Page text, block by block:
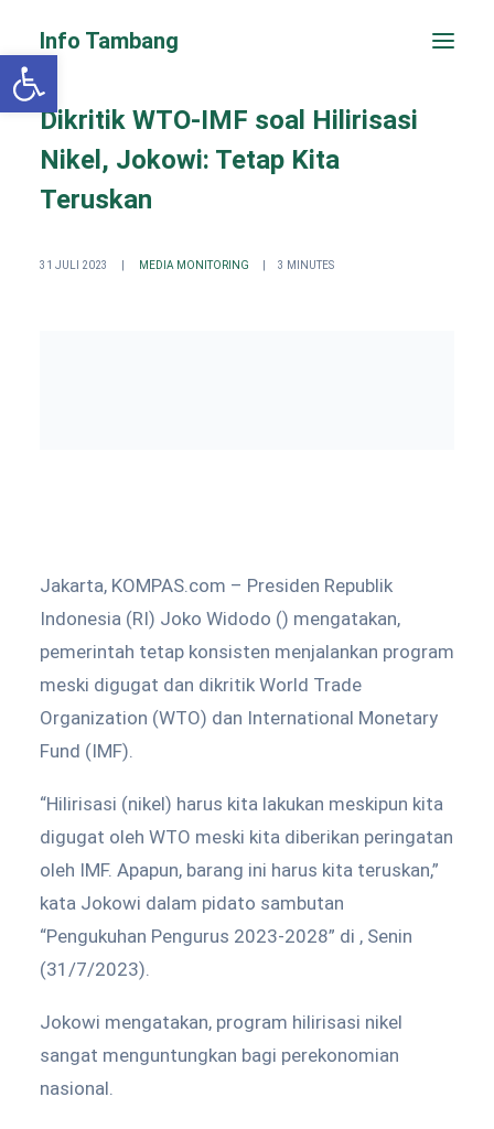
Info Tambang
Dikritik WTO-IMF soal Hilirisasi
Nikel, Jokowi: Tetap Kita
Teruskan
31 JULI 2023 MEDIA MONITORING 3 MINUTES
Jakarta, KOMPAS.com – Presiden Republik
Indonesia (RI) Joko Widodo () mengatakan,
pemerintah tetap konsisten menjalankan program
meski digugat dan dikritik World Trade
Organization (WTO) dan International Monetary
Fund (IMF).
“Hilirisasi (nikel) harus kita lakukan meskipun kita
digugat oleh WTO meski kita diberikan peringatan
oleh IMF. Apapun, barang ini harus kita teruskan,”
kata Jokowi dalam pidato sambutan
“Pengukuhan Pengurus 2023-2028” di , Senin
(31/7/2023).
Jokowi mengatakan, program hilirisasi nikel
sangat menguntungkan bagi perekonomian
nasional.
Open toolbar